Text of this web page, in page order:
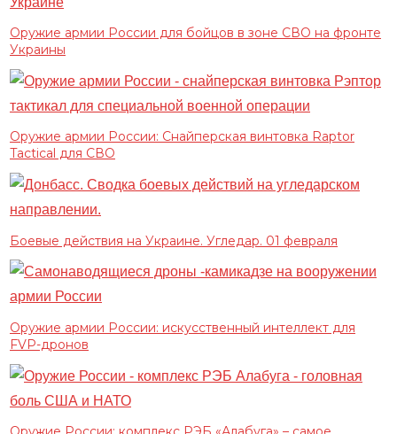
Оружие армии России для бойцов в зоне СВО на фронте
Украины
Оружие армии России: Снайперская винтовка Raptor
Tactical для СВО
Боевые действия на Украине. Угледар. 01 февраля
Оружие армии России: искусственный интеллект для
FVP-дронов